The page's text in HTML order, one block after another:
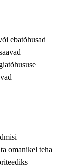
ebatõhusad
omanikel teha